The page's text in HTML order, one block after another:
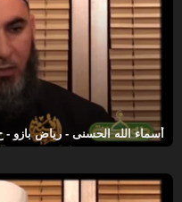
أسماء الله الحسنى - رياض بازو - ح 5